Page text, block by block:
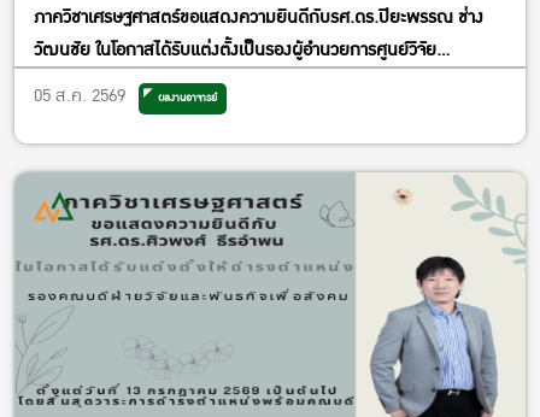
ภาควิชาเศรษฐศาสตร์ขอแสดงความยินดีกับรศ.ดร.ปิยะพรรณ ช่าง
วัฒนชัย ในโอกาสได้รับแต่งตั้งเป็นรองผู้อำนวยการศูนย์วิจัย
เศรษฐศาสตร์ประยุกต์ ฝ่ายพัฒนาคุณภาพ
05 ส.ค. 2569 ผลงานอาจารย์